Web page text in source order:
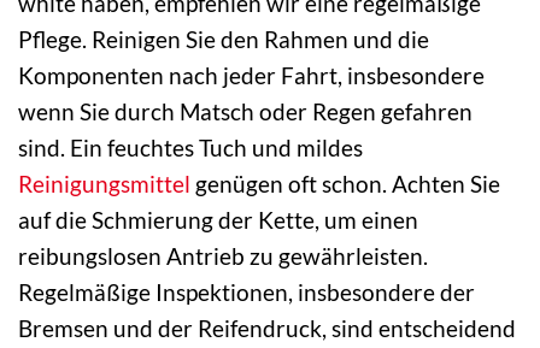
Pflege. Reinigen Sie den Rahmen und die
Komponenten nach jeder Fahrt, insbesondere
wenn Sie durch Matsch oder Regen gefahren
sind. Ein feuchtes Tuch und mildes
Reinigungsmittel genügen oft schon. Achten Sie
auf die Schmierung der Kette, um einen
reibungslosen Antrieb zu gewährleisten.
Regelmäßige Inspektionen, insbesondere der
Bremsen und der Reifendruck, sind entscheidend